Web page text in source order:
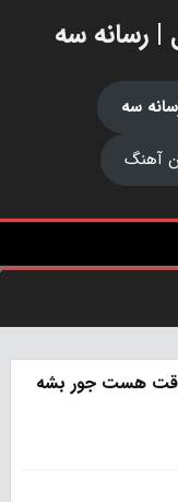
| رسانه سه
سه
آهنگ
وقت هست جور بشه